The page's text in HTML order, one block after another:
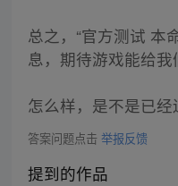
总之，“官方测试 本
息，期待游戏能给我
怎么样，是不是已
答案问题点击 举报反馈
提到的作品